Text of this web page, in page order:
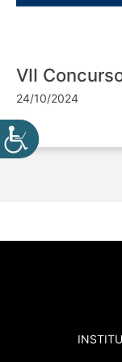
VII
24/10/2024